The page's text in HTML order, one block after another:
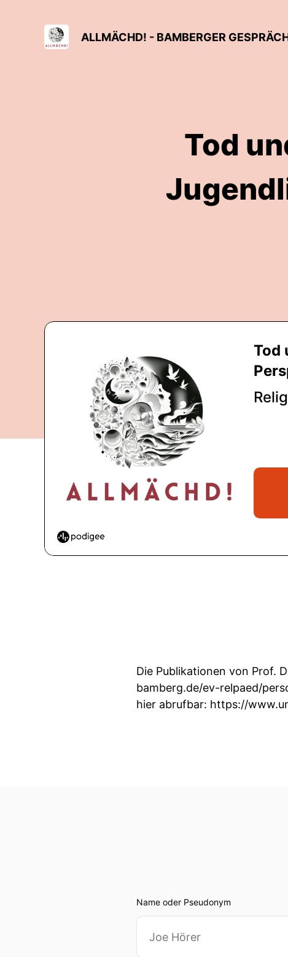
ALLMÄCHD! - BAMBERGER
Tod
Die Publikationen von Prof.
bamberg.de/ev-relpaed/
hier abrufbar: https://
Name oder Pseudonym